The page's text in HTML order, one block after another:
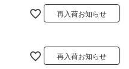
再入荷お知らせ
再入荷お知らせ